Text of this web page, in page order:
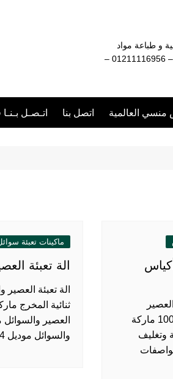
و طباعة مواد
التغليف 01211116954 – 01211116955 – 01211116956 –
العالمية اتصل بنا اتـصـل
بأحجامها المختلفة موديل 404-1000ml ماركة
وتغليف
ماكينات تعبئة
الة تعبئة
ثنائية المخرج
العصير والسوائل
والسوائل موديل 404 دبل